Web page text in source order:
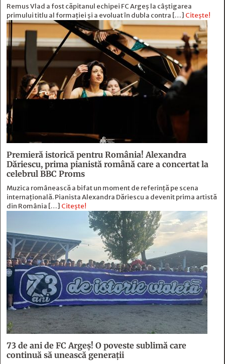
Remus Vlad a fost căpitanul echipei FC Argeș la câștigarea
primului titlu al formației și a evoluat în dubla contra […] Citește!
Premieră istorică pentru România! Alexandra
Dăriescu, prima pianistă română care a concertat la
celebrul BBC Proms
Muzica românească a bifat un moment de referință pe scena
internațională. Pianista Alexandra Dăriescu a devenit prima artistă
din România […] Citește!
73 de ani de FC Argeş! O poveste sublimă care
continuă să unească generaţii